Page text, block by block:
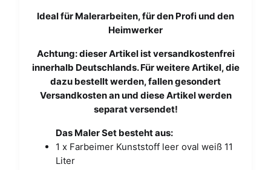
Ideal für Malerarbeiten, für den Profi und den
Heimwerker
Achtung: dieser Artikel ist versandkostenfrei
innerhalb Deutschlands. Für weitere Artikel, die
dazu bestellt werden, fallen gesondert
Versandkosten an und diese Artikel werden
separat versendet!
Das Maler Set besteht aus:
1 x Farbeimer Kunststoff leer oval weiß 11
Liter